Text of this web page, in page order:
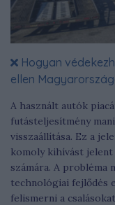
Hogyan
ellen
A használt autók
futásteljesítmény
visszaállítása. Ez a
komoly kihívást jelent
számára. A probléma
technológiai fejlődés
felismerni a